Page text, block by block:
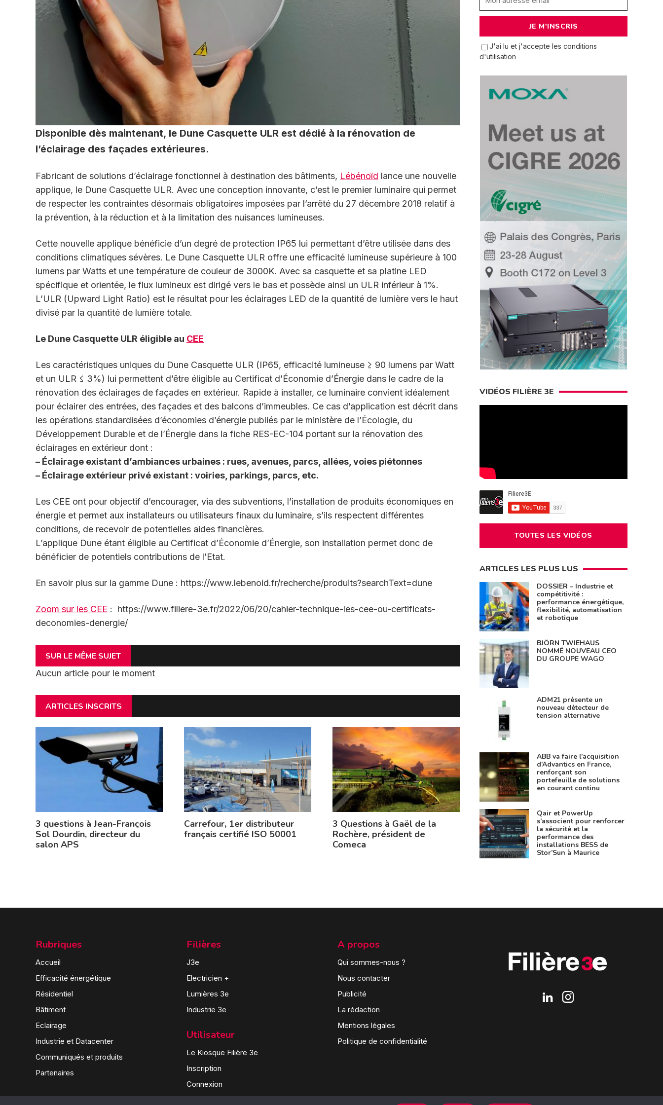
Disponible dès maintenant, le Dune Casquette ULR est dédié à la rénovation de
l’éclairage des façades extérieures.
Fabricant de solutions d’éclairage fonctionnel à destination des bâtiments, Lébénoïd lance une nouvelle
applique, le Dune Casquette ULR. Avec une conception innovante, c’est le premier luminaire qui permet
de respecter les contraintes désormais obligatoires imposées par l’arrêté du 27 décembre 2018 relatif à
la prévention, à la réduction et à la limitation des nuisances lumineuses.
Cette nouvelle applique bénéficie d’un degré de protection IP65 lui permettant d’être utilisée dans des
conditions climatiques sévères. Le Dune Casquette ULR offre une efficacité lumineuse supérieure à 100
lumens par Watts et une température de couleur de 3000K. Avec sa casquette et sa platine LED
spécifique et orientée, le flux lumineux est dirigé vers le bas et possède ainsi un ULR inférieur à 1%.
L’ULR (Upward Light Ratio) est le résultat pour les éclairages LED de la quantité de lumière vers le haut
divisé par la quantité de lumière totale.
Le Dune Casquette ULR éligible au CEE
Les caractéristiques uniques du Dune Casquette ULR (IP65, efficacité lumineuse ≥ 90 lumens par Watt
et un ULR ≤ 3%) lui permettent d’être éligible au Certificat d’Économie d’Énergie dans le cadre de la
rénovation des éclairages de façades en extérieur. Rapide à installer, ce luminaire convient idéalement
pour éclairer des entrées, des façades et des balcons d’immeubles. Ce cas d’application est décrit dans
les opérations standardisées d’économies d’énergie publiés par le ministère de l’Écologie, du
Développement Durable et de l’Énergie dans la fiche RES-EC-104 portant sur la rénovation des
éclairages en extérieur dont :
– Éclairage existant d’ambiances urbaines : rues, avenues, parcs, allées, voies piétonnes
– Éclairage extérieur privé existant : voiries, parkings, parcs, etc.
Les CEE ont pour objectif d’encourager, via des subventions, l’installation de produits économiques en
énergie et permet aux installateurs ou utilisateurs finaux du luminaire, s’ils respectent différentes
conditions, de recevoir de potentielles aides financières.
L’applique Dune étant éligible au Certificat d’Économie d’Énergie, son installation permet donc de
bénéficier de potentiels contributions de l’Etat.
En savoir plus sur la gamme Dune : https://www.lebenoid.fr/recherche/produits?searchText=dune
Zoom sur les CEE : https://www.filiere-3e.fr/2022/06/20/cahier-technique-les-cee-ou-certificats-
deconomies-denergie/
SUR LE MÊME SUJET
Aucun article pour le moment
ARTICLES INSCRITS
3 questions à Jean-François
Sol Dourdin, directeur du
salon APS
Carrefour, 1er distributeur
français certifié ISO 50001
3 Questions à Gaël de la
Rochère, président de
Comeca
J'ai lu et j'accepte les conditions
d'utilisation
VIDÉOS FILIÈRE 3E
TOUTES LES VIDÉOS
ARTICLES LES PLUS LUS
DOSSIER – Industrie et
compétitivité :
performance énergétique,
flexibilité, automatisation
et robotique
BJÖRN TWIEHAUS
NOMMÉ NOUVEAU CEO
DU GROUPE WAGO
ADM21 présente un
nouveau détecteur de
tension alternative
ABB va faire l’acquisition
d’Advantics en France,
renforçant son
portefeuille de solutions
en courant continu
Qair et PowerUp
s’associent pour renforcer
la sécurité et la
performance des
installations BESS de
Stor’Sun à Maurice
Rubriques
Accueil
Efficacité énergétique
Résidentiel
Bâtiment
Eclairage
Industrie et Datacenter
Communiqués et produits
Partenaires
Filières
J3e
Electricien +
Lumières 3e
Industrie 3e
Utilisateur
Le Kiosque Filière 3e
Inscription
Connexion
A propos
Qui sommes-nous ?
Nous contacter
Publicité
La rédaction
Mentions légales
Politique de confidentialité